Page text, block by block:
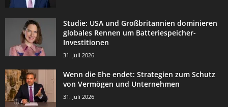
Studie: USA und Großbritannien dominieren
globales Rennen um Batteriespeicher-
Investitionen
31. Juli 2026
Wenn die Ehe endet: Strategien zum Schutz
von Vermögen und Unternehmen
31. Juli 2026